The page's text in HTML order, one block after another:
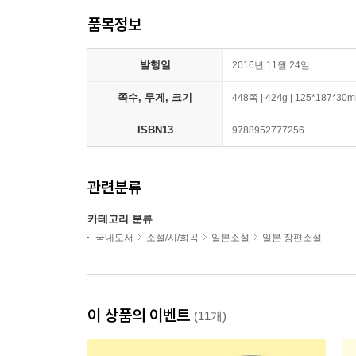
품목정보
발행일 2016년 11월 24일
쪽수, 무게, 크기 448쪽 | 424g |
ISBN13 9788952777256
관련분류
카테고리 분류
국내도서 소설/시/희곡 일본소설 일본 장편소설
이 상품의 이벤트 (11개)